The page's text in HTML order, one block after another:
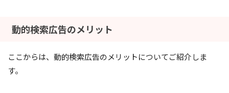
動的検索広告のメリット
ここからは、動的検索広告のメリットについてご紹介しま
す。